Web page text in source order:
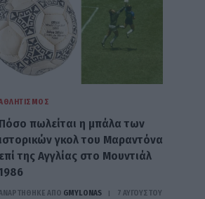
Πόσο πωλείται η μπάλα των
ιστορικών γκολ του Μαραντόνα
επί της Αγγλίας στο Μουντιάλ
ΑΠΟ GMYLONAS
7 ΑΥΓΟΎΣΤΟΥ